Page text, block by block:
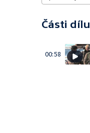
Části dílu
00:58